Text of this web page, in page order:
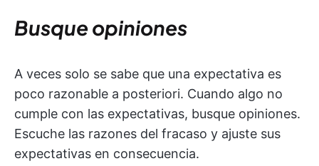
Busque opiniones
A veces solo se sabe que una expectativa es
poco razonable a posteriori. Cuando algo no
cumple con las expectativas, busque opiniones.
Escuche las razones del fracaso y ajuste sus
expectativas en consecuencia.